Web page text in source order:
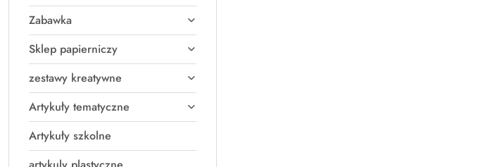
Zabawka
Sklep papierniczy
zestawy kreatywne
Artykuły tematyczne
Artykuły szkolne